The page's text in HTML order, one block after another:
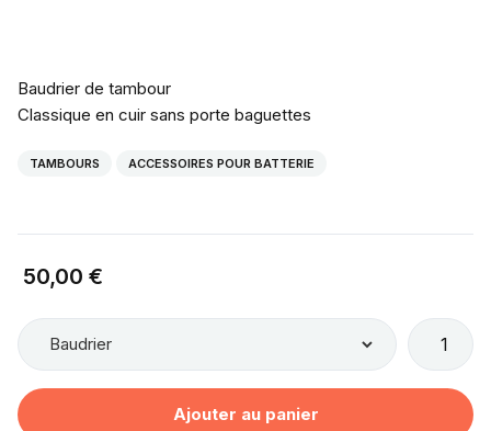
Baudrier de tambour
Classique en cuir sans porte baguettes
TAMBOURS ACCESSOIRES POUR BATTERIE
50,00 €